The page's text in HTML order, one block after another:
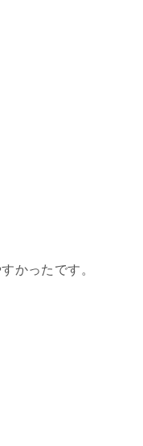
かったです。